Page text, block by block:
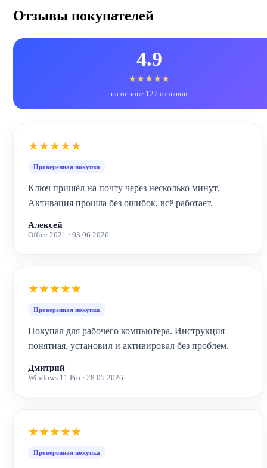
Отзывы покупателей
4.9
★★★★★
на основе 127 отзывов
★★★★★
Проверенная покупка
Ключ пришёл на почту через несколько минут.
Активация прошла без ошибок, всё работает.
Алексей
Office 2021 · 03.06.2026
★★★★★
Проверенная покупка
Покупал для рабочего компьютера. Инструкция
понятная, установил и активировал без проблем.
Дмитрий
Windows 11 Pro · 28.05.2026
★★★★★
Проверенная покупка